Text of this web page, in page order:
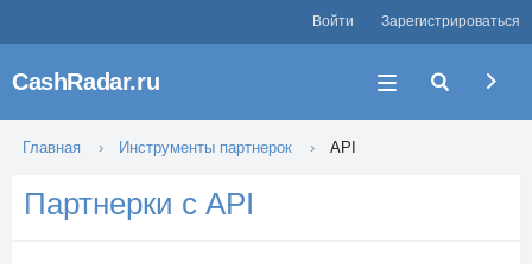
Войти Зарегистрироваться
CashRadar.ru
Главная Инструменты партнерок API
Партнерки с API